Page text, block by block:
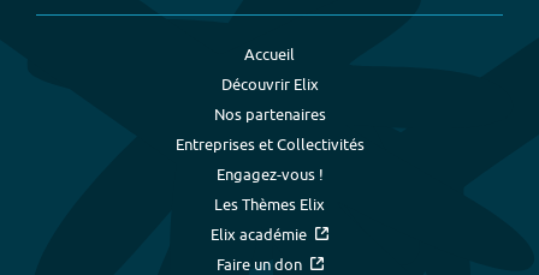
Accueil
Découvrir Elix
Nos partenaires
Entreprises et Collectivités
Engagez-vous !
Les Thèmes Elix
Elix académie
Faire un don